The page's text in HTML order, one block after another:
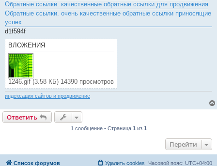
Обратные ссылки. качественные обратные ссылки для продвижения
Обратные ссылки. очень качественные обратные ссылки приносящие
успех
d1f594f
ВЛОЖЕНИЯ
1246.gif (3.58 КБ) 14390 просмотров
индексация сайтов и продвижение
Ответить
1 сообщение • Страница 1 из 1
Перейти
Список форумов Часовой пояс: UTC+04:00
Удалить cookies